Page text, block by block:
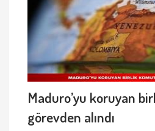
Maduro’yu koruyan
görevden alındı